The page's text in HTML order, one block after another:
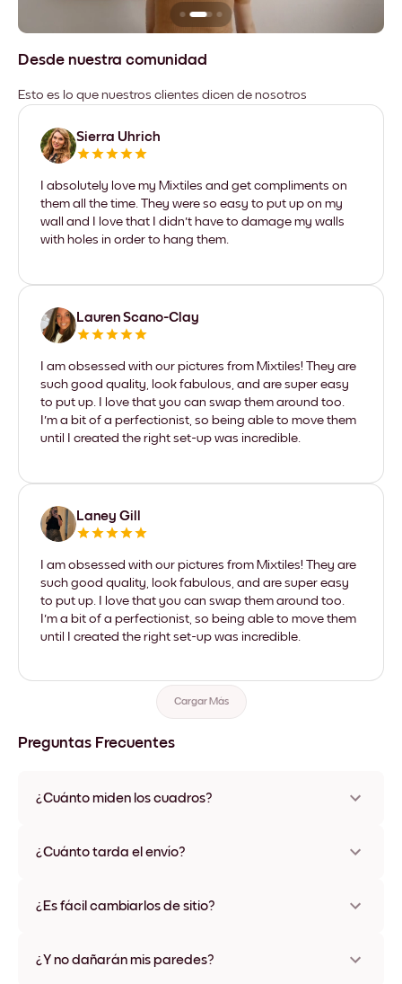
Desde nuestra comunidad
Esto es lo que nuestros clientes dicen de nosotros
Sierra Uhrich
I absolutely love my Mixtiles and get compliments on
them all the time. They were so easy to put up on my
wall and I love that I didn't have to damage my walls
with holes in order to hang them.
Lauren Scano-Clay
I am obsessed with our pictures from Mixtiles! They are
such good quality, look fabulous, and are super easy
to put up. I love that you can swap them around too.
I'm a bit of a perfectionist, so being able to move them
until I created the right set-up was incredible.
Laney Gill
I am obsessed with our pictures from Mixtiles! They are
such good quality, look fabulous, and are super easy
to put up. I love that you can swap them around too.
I'm a bit of a perfectionist, so being able to move them
until I created the right set-up was incredible.
Cargar Más
Preguntas Frecuentes
¿Cuánto miden los cuadros?
varios materiales y colores de marco, incluidas opciones sin
¿Cuánto tarda el envío?
disponibles en algunos países. Te enviaremos un número de
¿Es fácil cambiarlos de sitio?
ningún daño
¿Y no dañarán mis paredes?